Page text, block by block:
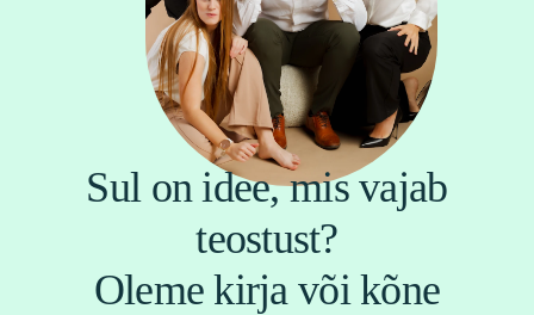
Sul on idee, mis vajab
teostust?
Oleme kirja või kõne